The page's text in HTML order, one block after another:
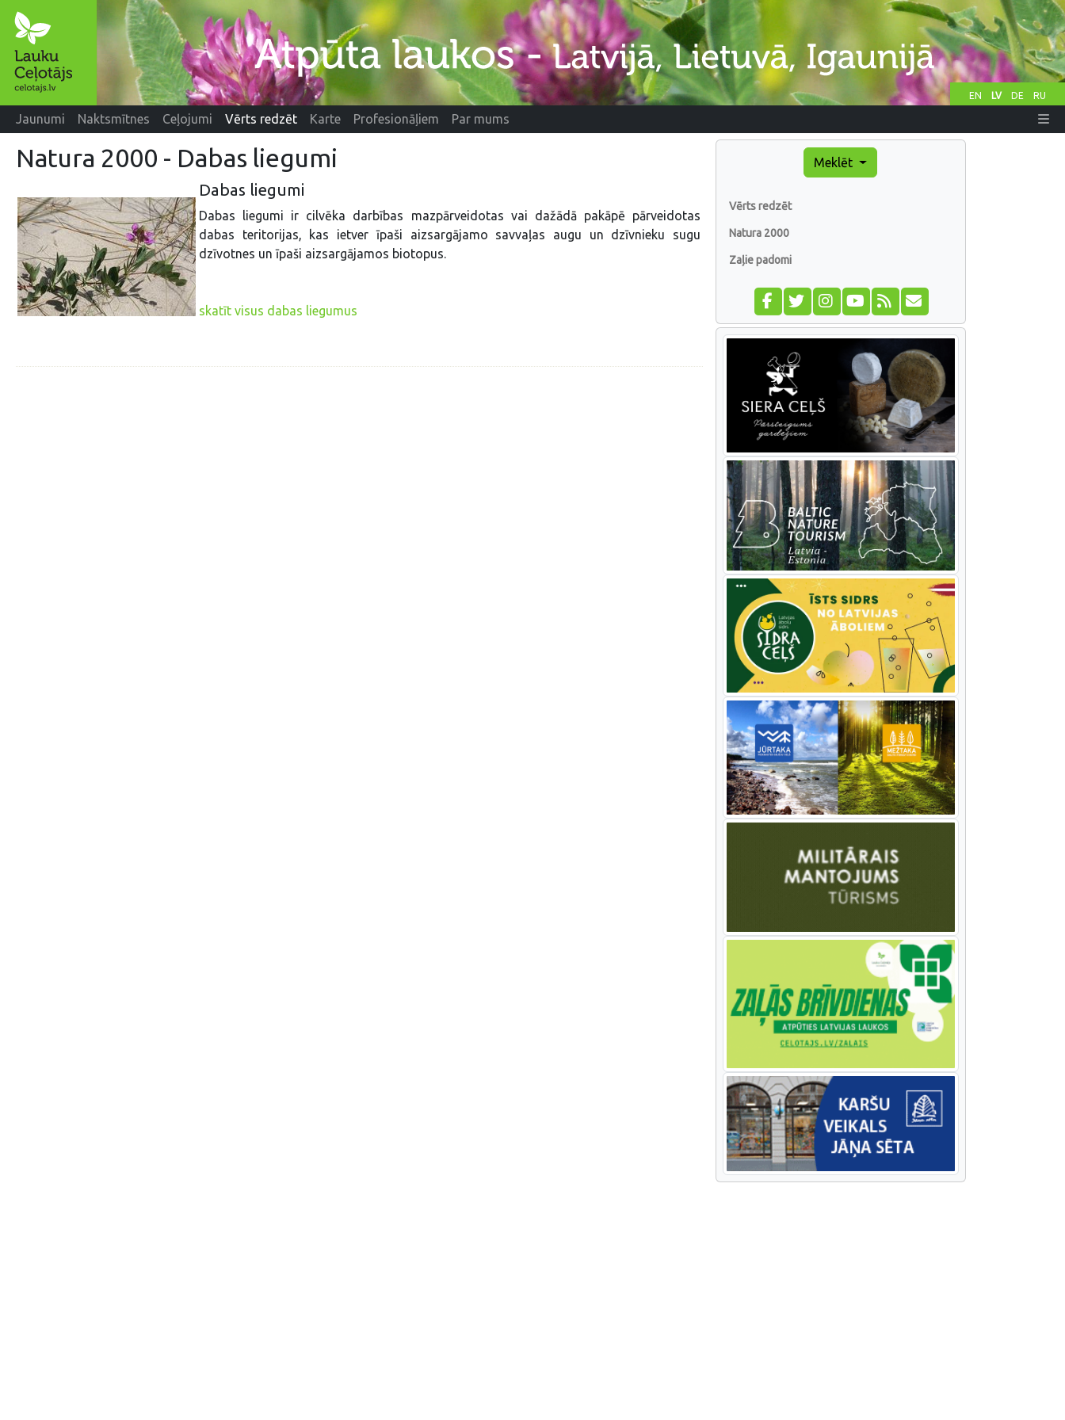
EN LV DE RU
Jaunumi Naktsmītnes Ceļojumi Vērts redzēt Karte Profesionāļiem Par mums
Natura 2000 - Dabas liegumi
Dabas liegumi
Dabas liegumi ir cilvēka darbības mazpārveidotas vai dažādā pakāpē pārveidotas
dabas teritorijas, kas ietver īpaši aizsargājamo savvaļas augu un dzīvnieku sugu
dzīvotnes un īpaši aizsargājamos biotopus.
skatīt visus dabas liegumus
Meklēt
Vērts redzēt
Natura 2000
Zaļie padomi